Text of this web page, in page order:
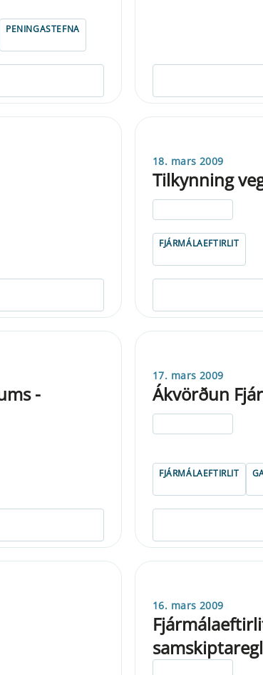
PENINGASTEFNA
18. mars 2009
Tilkynning
FJÁRMÁLAEFTIRLIT
-
17. mars 2009
Ákvörðun
FJÁRMÁLAEFTIRLIT
16. mars 2009